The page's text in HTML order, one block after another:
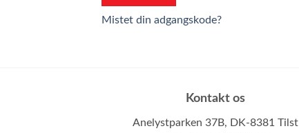
Mistet din adgangskode?
Kontakt os
Anelystparken 37B, DK-8381 Tilst